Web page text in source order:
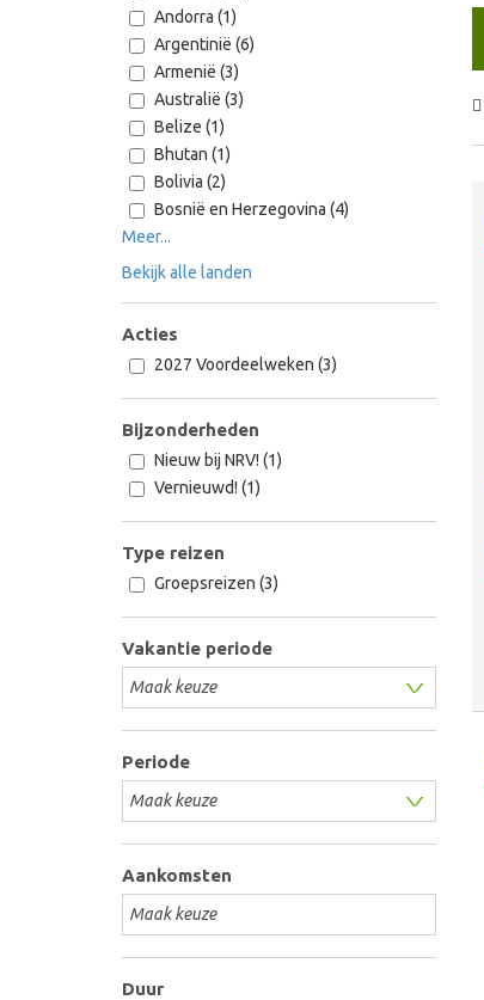
Andorra (1)
Argentinië (6)
Armenië (3)
Australië (3)
Belize (1)
Bhutan (1)
Bolivia (2)
Bosnië en Herzegovina (4)
Meer...
Bekijk alle landen
Acties
2027 Voordeelweken (3)
Bijzonderheden
Nieuw bij NRV! (1)
Vernieuwd! (1)
Type reizen
Groepsreizen (3)
Periode
Aankomsten
Vakantie periode
Duur